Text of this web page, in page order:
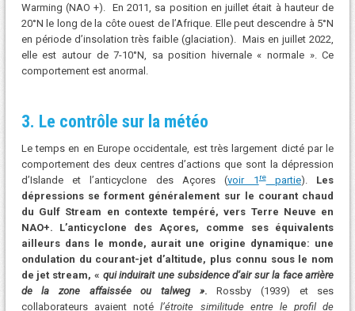
Warming (NAO +). En 2011, sa position en juillet était à hauteur de
20°N le long de la côte ouest de l’Afrique. Elle peut descendre à 5°N
en période d’insolation très faible (glaciation). Mais en juillet 2022,
elle est autour de 7-10°N, sa position hivernale « normale ». Ce
comportement est anormal.
3. Le contrôle sur la météo
Le temps en en Europe occidentale, est très largement dicté par le
comportement des deux centres d’actions que sont la dépression
d’Islande et l’anticyclone des Açores (voir 1repartie). Les
dépressions se forment généralement sur le courant chaud
du Gulf Stream en contexte tempéré, vers Terre Neuve en
NAO+. L’anticyclone des Açores, comme ses équivalents
ailleurs dans le monde, aurait une origine dynamique: une
ondulation du courant-jet d’altitude, plus connu sous le nom
de jet stream, « qui induirait une subsidence d’air sur la face arrière
de la zone affaissée ou talweg ».Rossby (1939) et ses
collaborateurs avaient notél’étroite similitude entre le profil de